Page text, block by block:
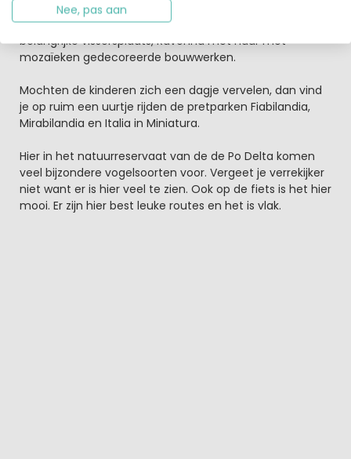
uitstapjes naar o.a. Ferrara met haar oude stadscentrum
dat op de werelderfgoedlijst staat, Choiggia als
belangrijke vissersplaats, Ravenna met haar met
mozaïeken gedecoreerde bouwwerken.
Mochten de kinderen zich een dagje vervelen, dan vind
je op ruim een uurtje rijden de pretparken Fiabilandia,
Mirabilandia en Italia in Miniatura.
Hier in het natuurreservaat van de de Po Delta komen
veel bijzondere vogelsoorten voor. Vergeet je verrekijker
niet want er is hier veel te zien. Ook op de fiets is het hier
mooi. Er zijn hier best leuke routes en het is vlak.
Nee, pas aan